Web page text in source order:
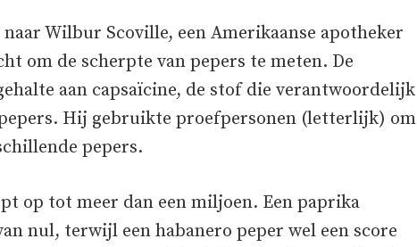
Wilbur Scoville, een Amerikaanse apotheker
om de scherpte van pepers te meten. De
aan capsaïcine, de stof die verantwoordelijk
Hij gebruikte proefpersonen (letterlijk) om
pepers.
op tot meer dan een miljoen. Een paprika
nul, terwijl een habanero peper wel een score